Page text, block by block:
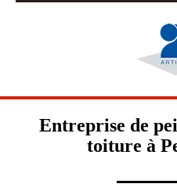
Entreprise de
toiture à